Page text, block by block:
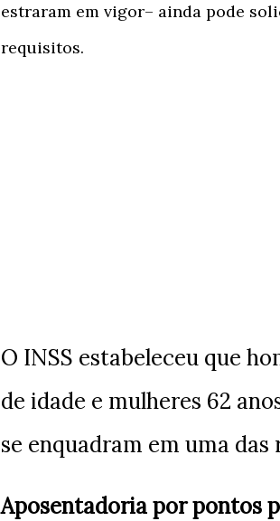
estraram em vigor– ainda pode
requisitos.
O INSS estabeleceu que
de idade e mulheres 62
se enquadram em uma
Aposentadoria por pontos